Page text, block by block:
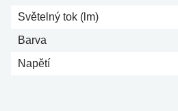
Světelný tok (lm)
Barva
Napětí